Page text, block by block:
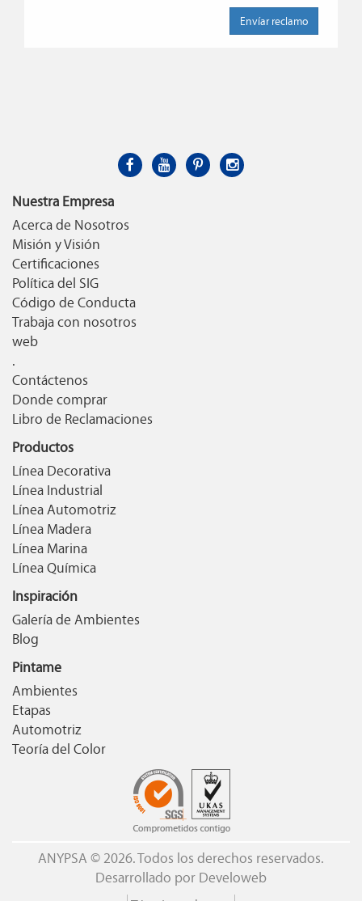
Envíar reclamo
Nuestra Empresa
Acerca de Nosotros
Misión y Visión
Certificaciones
Política del SIG
Código de Conducta
Trabaja con nosotros
web
.
Contáctenos
Donde comprar
Libro de Reclamaciones
Productos
Línea Decorativa
Línea Industrial
Línea Automotriz
Línea Madera
Línea Marina
Línea Química
Inspiración
Galería de Ambientes
Blog
Pintame
Ambientes
Etapas
Automotriz
Teoría del Color
ANYPSA © 2026. Todos los derechos reservados.
Desarrollado porDeveloweb